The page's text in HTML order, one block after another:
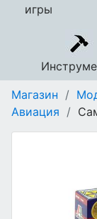
игры
Магазин /
Авиация /